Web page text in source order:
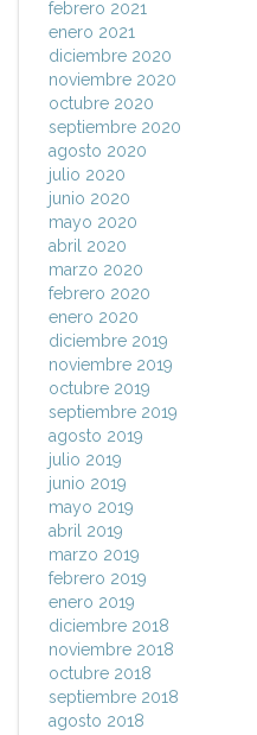
febrero 2021
enero 2021
diciembre 2020
noviembre 2020
octubre 2020
septiembre 2020
agosto 2020
julio 2020
junio 2020
mayo 2020
abril 2020
marzo 2020
febrero 2020
enero 2020
diciembre 2019
noviembre 2019
octubre 2019
septiembre 2019
agosto 2019
julio 2019
junio 2019
mayo 2019
abril 2019
marzo 2019
febrero 2019
enero 2019
diciembre 2018
noviembre 2018
octubre 2018
septiembre 2018
agosto 2018